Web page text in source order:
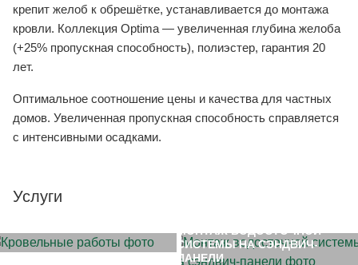
крепит желоб к обрешётке, устанавливается до монтажа
кровли. Коллекция Optima — увеличенная глубина желоба
(+25% пропускная способность), полиэстер, гарантия 20
лет.
Оптимальное соотношение цены и качества для частных
домов. Увеличенная пропускная способность справляется
с интенсивными осадками.
Услуги
МОНТАЖ ВОДОСТОЧНОЙ
СИСТЕМЫ НА СЭНДВИЧ-
ПАНЕЛИ
ЗАМЕР ОБЪЕКТА